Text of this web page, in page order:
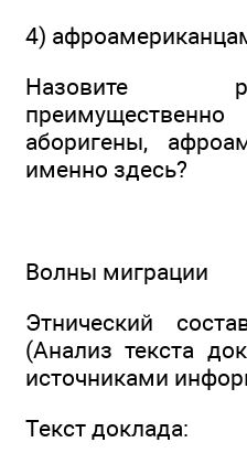
4)
Назовите
аборигены,
именно здесь?
Волны миграции
Этнический
(Анализ текста
источниками
Текст доклада: